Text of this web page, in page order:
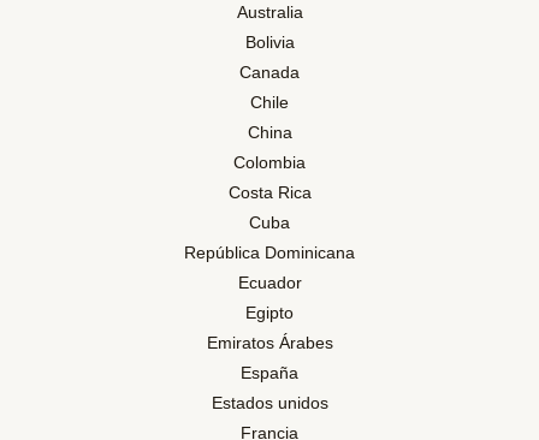
Australia
Bolivia
Canada
Chile
China
Colombia
Costa Rica
Cuba
República Dominicana
Ecuador
Egipto
Emiratos Árabes
España
Estados unidos
Francia